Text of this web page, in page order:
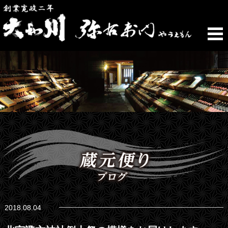
2018.08.04